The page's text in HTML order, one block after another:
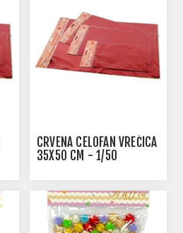
CRVENA CELOFAN VREĆICA
35X50 CM - 1/50